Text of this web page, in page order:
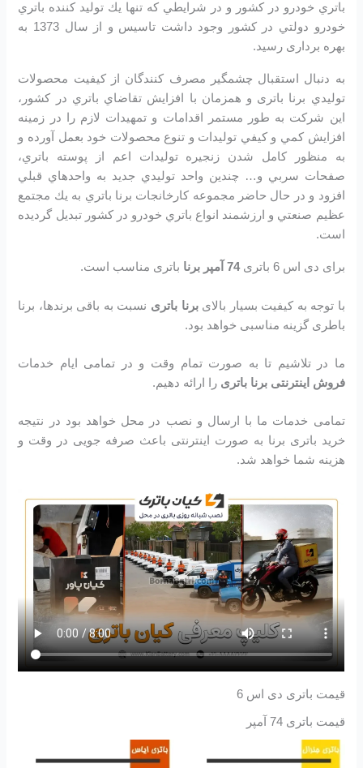
باتري خودرو در كشور و در شرايطي كه تنها يك توليد كننده باتري
خودرو دولتي در كشور وجود داشت تاسیس و از سال 1373 به
بهره برداری رسید.
به دنبال استقبال چشمگير مصرف كنندگان از كيفيت محصولات
توليدي برنا باتری و همزمان با افزايش تقاضاي باتري در كشور،
اين شرکت به طور مستمر اقدامات و تمهيدات لازم را در زمينه
افزايش كمي و كيفي توليدات و تنوع محصولات خود بعمل آورده و
به منظور كامل شدن زنجيره توليدات اعم از پوسته باتري،
صفحات سربي و… چندين واحد توليدي جديد به واحدهاي قبلي
افزود و در حال حاضر مجموعه كارخانجات برنا باتري به يك مجتمع
عظيم صنعتي و ارزشمند انواع باتري خودرو در کشور تبديل گرديده
است.
برای دی اس 6 باتری 74 آمپر برنا باتری مناسب است.
با توجه به کیفیت بسیار بالایبرنا باتری نسبت به باقی برندها، برنا
باطری گزینه مناسبی خواهد بود.
ما در تلاشیم تا به صورت تمام وقت و در تمامی ایام خدمات
فروش اینترنتی برنا باتری را ارائه دهیم.
تمامی خدمات ما با ارسال و نصب در محل خواهد بود در نتیجه
خرید باتری برنا به صورت اینترنتی باعث صرفه جویی در وقت و
هزینه شما خواهد شد.
قیمت باتری دی اس 6
قیمت باتری 74 آمپر